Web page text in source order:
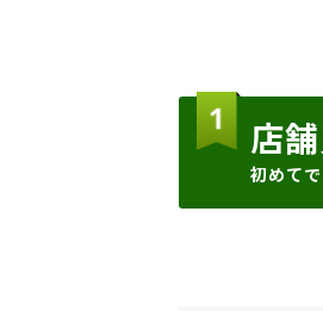
店
初めて